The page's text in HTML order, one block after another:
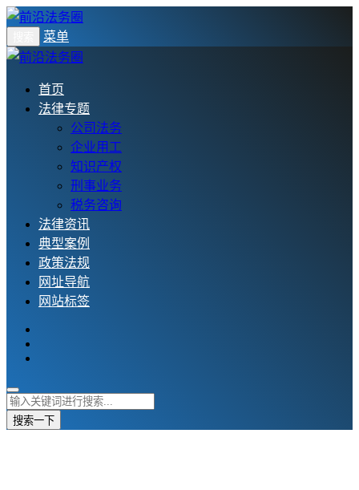
菜单
首页
法律专题
公司法务
企业用工
知识产权
刑事业务
税务咨询
法律资讯
典型案例
政策法规
网址导航
网站标签
搜索一下